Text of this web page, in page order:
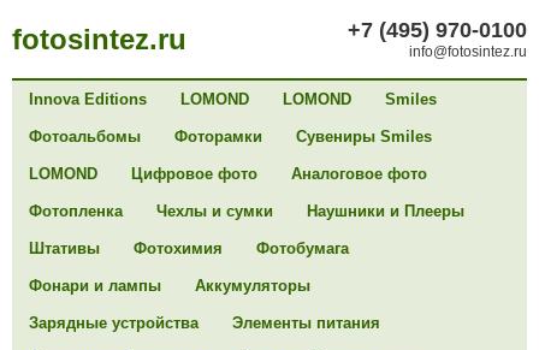
fotosintez.ru +7 (495) 970-0100
info@fotosintez.ru
Innova Editions LOMOND LOMOND Smiles
Фотоальбомы Фоторамки Сувениры Smiles
LOMOND Цифровое фото Аналоговое фото
Фотопленка Чехлы и сумки Наушники и Плееры
Штативы Фотохимия Фотобумага
Фонари и лампы Аккумуляторы
Зарядные устройства Элементы питания